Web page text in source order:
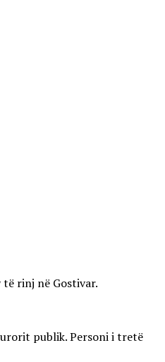
rinj në Gostivar.
publik. Personi i tretë